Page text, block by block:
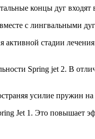
концы дуг входят
с лингвальными
стадии
Spring jet 2. В
усилие пружин на
Jet 1. Это повышает